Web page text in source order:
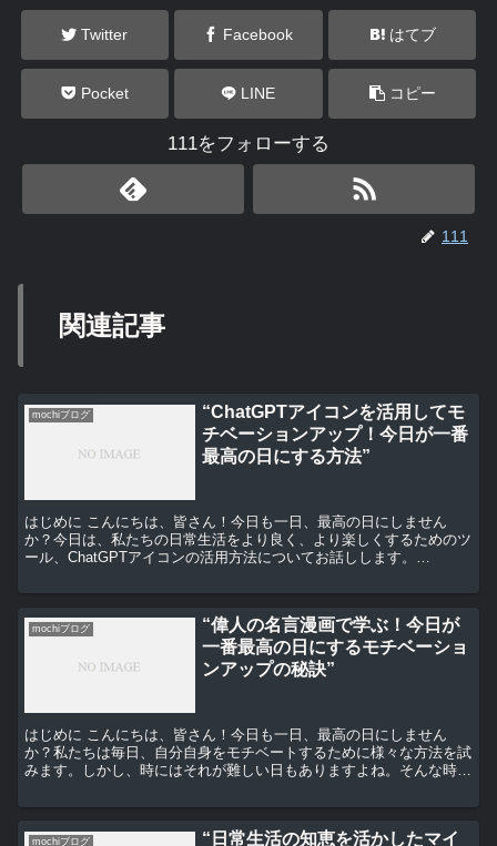
Twitter Facebook はてブ
Pocket LINE コピー
111をフォローする
111
関連記事
mochiブログ
“ChatGPTアイコンを活用してモ
チベーションアップ！今日が一番
最高の日にする方法”
はじめに こんにちは、皆さん！今日も一日、最高の日にしません
か？今日は、私たちの日常生活をより良く、より楽しくするためのツ
ール、ChatGPTアイコンの活用方法についてお話しします。
mochiブログ
“偉人の名言漫画で学ぶ！今日が
一番最高の日にするモチベーショ
ンアップの秘訣”
はじめに こんにちは、皆さん！今日も一日、最高の日にしません
か？私たちは毎日、自分自身をモチベートするために様々な方法を試
みます。しかし、時にはそれが難しい日もありますよね。そんな時、
mochiブログ
“日常生活の知恵を活かしたマイ